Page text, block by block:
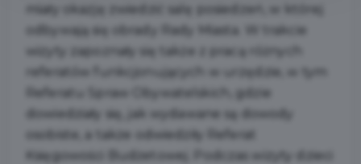
miały okazję zwiedzić salę posiedzeń, w której
odbywają się obrady Rady Miasta. W trakcie
wizyty zapoznały się także z pracą różnych
referatów funkcjonujących w urzędzie, w tym
Referatu Spraw Obywatelskich, gdzie
dowiedziały się, jak wydawane są dowody
osobiste, a także odwiedziły Referat
Księgowości Budżetowej. Podczas wizyty dzieci